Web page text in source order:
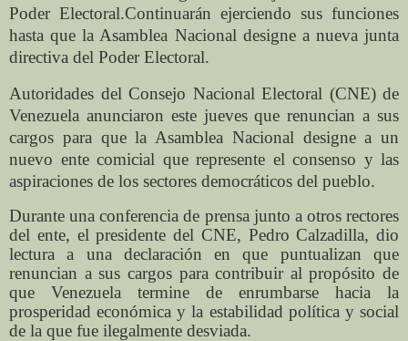
Poder Electoral.Continuarán ejerciendo sus funciones
hasta que la Asamblea Nacional designe a nueva junta
directiva del Poder Electoral.
Autoridades del Consejo Nacional Electoral (CNE) de
Venezuela anunciaron este jueves que renuncian a sus
cargos para que la Asamblea Nacional designe a un
nuevo ente comicial que represente el consenso y las
aspiraciones de los sectores democráticos del pueblo.
Durante una conferencia de prensa junto a otros rectores
del ente, el presidente del CNE, Pedro Calzadilla, dio
lectura a una declaración en que puntualizan que
renuncian a sus cargos para contribuir al propósito de
que Venezuela termine de enrumbarse hacia la
prosperidad económica y la estabilidad política y social
de la que fue ilegalmente desviada.